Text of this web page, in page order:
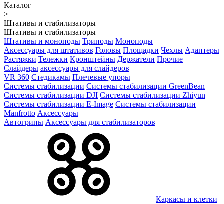
Каталог
>
Штативы и стабилизаторы
Штативы и стабилизаторы
Штативы и моноподы Триподы Моноподы
Аксессуары для штативов Головы Площадки Чехлы Адаптеры
Растяжки Тележки Кронштейны Держатели Прочие
Слайдеры аксессуары для слайдеров
VR 360 Стедикамы Плечевые упоры
Системы стабилизации Системы стабилизации GreenBean
Системы стабилизации DJI Системы стабилизации Zhiyun
Системы стабилизации E-Image Системы стабилизации
Manfrotto Аксессуары
Автогрипы Аксессуары для стабилизаторов
Каркасы и клетки